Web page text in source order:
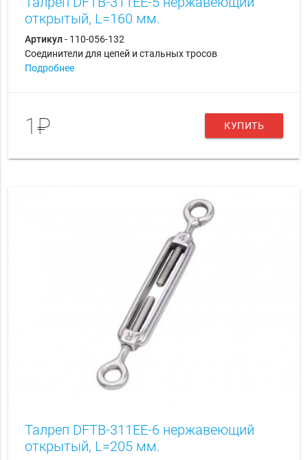
открытый, L=160 мм.
Артикул- 110-056-132
Соединители для цепей и стальных тросов
Подробнее
1₽ КУПИТЬ
Талреп DFTB-311EE-6 нержавеющий
открытый, L=205 мм.